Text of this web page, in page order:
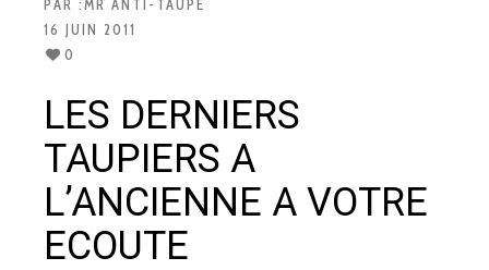
PAR :MR ANTI-TAUPE
16 JUIN 2011
0
LES DERNIERS
TAUPIERS A
L’ANCIENNE A VOTRE
ECOUTE